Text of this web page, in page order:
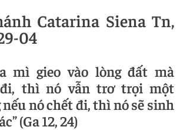
Catarina Siena Tn,
04
mì gieo vào lòng đất mà
thì nó vẫn trơ trọi một
nó chết đi, thì nó sẽ sinh
(Ga 12, 24)